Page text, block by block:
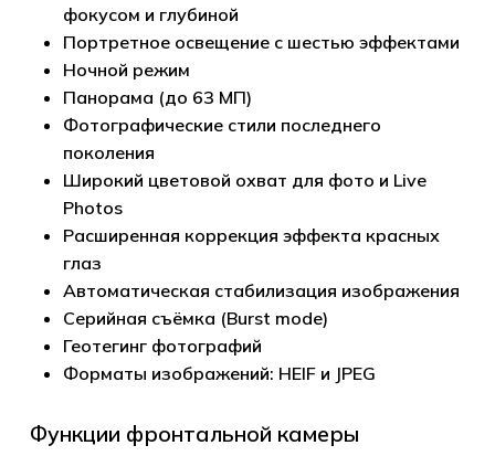
фокусом и глубиной
Портретное освещение с шестью эффектами
Ночной режим
Панорама (до 63 МП)
Фотографические стили последнего
поколения
Широкий цветовой охват для фото и Live
Photos
Расширенная коррекция эффекта красных
глаз
Автоматическая стабилизация изображения
Серийная съёмка (Burst mode)
Геотегинг фотографий
Форматы изображений: HEIF и JPEG
Функции фронтальной камеры